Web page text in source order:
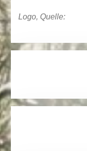
Logo, Quelle: